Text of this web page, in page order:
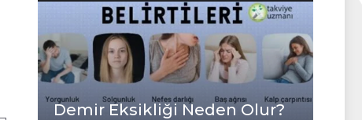
Demir Eksikliği Neden Olur?